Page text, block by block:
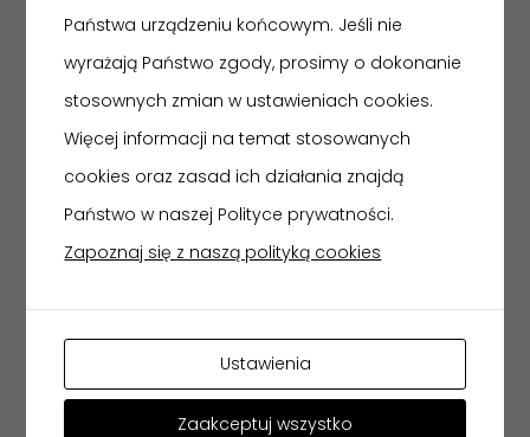
Wystawę„Życie i twórczość Wacława Bębnowskiego
(1865–1945)”można oglądać jeszcze do 20 sierpnia
2023 r.
Serdecznie zapraszamy do zwiedzania ekspozycji w
godzinach otwarcia muzeum, by po raz ostatni
spotkać się z monograficzną prezentacją sylwetki
Wacława Bębnowskiego.
Państwa urządzeniu końcowym. Jeśli nie
wyrażają Państwo zgody, prosimy o dokonanie
stosownych zmian w ustawieniach cookies.
Więcej informacji na temat stosowanych
cookies oraz zasad ich działania znajdą
Państwo w naszej Polityce prywatności.
Zapoznaj się z naszą polityką cookies
Ustawienia
Zaakceptuj wszystko